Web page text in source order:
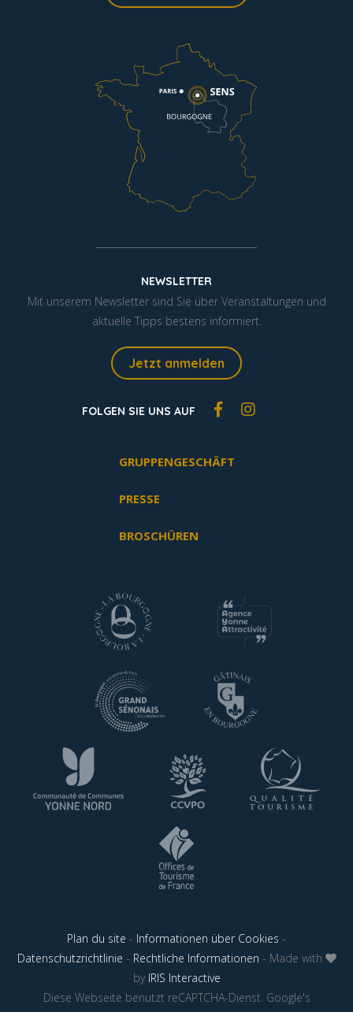
NEWSLETTER
Mit unserem Newsletter sind Sie über Veranstaltungen und
aktuelle Tipps bestens informiert.
Jetzt anmelden
FOLGEN SIE UNS AUF
GRUPPENGESCHÄFT
PRESSE
BROSCHÜREN
Plan du site - Informationen über Cookies -
Datenschutzrichtlinie - Rechtliche Informationen - Made with
by IRIS Interactive
Diese Webseite benutzt reCAPTCHA-Dienst. Google's